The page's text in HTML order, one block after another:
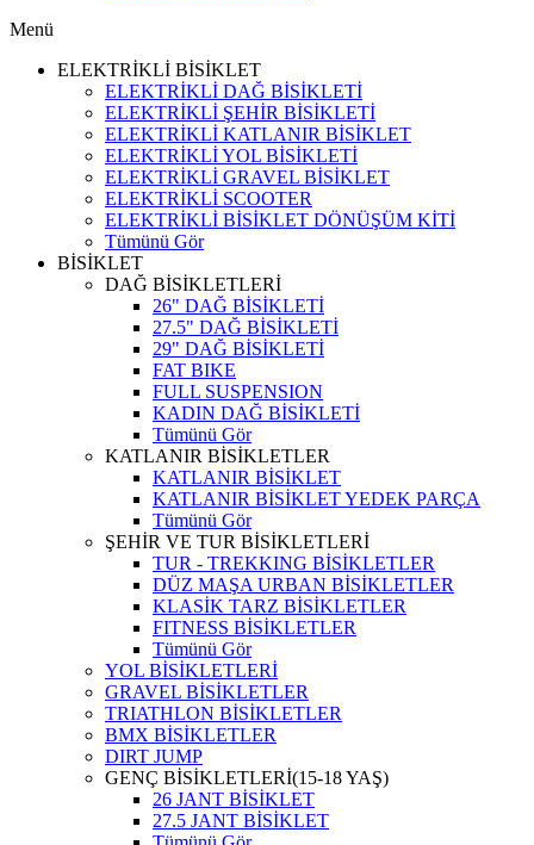
Menü
ELEKTRİKLİ BİSİKLET
ELEKTRİKLİ DAĞ BİSİKLETİ
ELEKTRİKLİ ŞEHİR BİSİKLETİ
ELEKTRİKLİ KATLANIR BİSİKLET
ELEKTRİKLİ YOL BİSİKLETİ
ELEKTRİKLİ GRAVEL BİSİKLET
ELEKTRİKLİ SCOOTER
ELEKTRİKLİ BİSİKLET DÖNÜŞÜM KİTİ
Tümünü Gör
BİSİKLET
DAĞ BİSİKLETLERİ
26" DAĞ BİSİKLETİ
27.5" DAĞ BİSİKLETİ
29" DAĞ BİSİKLETİ
FAT BIKE
FULL SUSPENSION
KADIN DAĞ BİSİKLETİ
Tümünü Gör
KATLANIR BİSİKLETLER
KATLANIR BİSİKLET
KATLANIR BİSİKLET YEDEK PARÇA
Tümünü Gör
ŞEHİR VE TUR BİSİKLETLERİ
TUR - TREKKING BİSİKLETLER
DÜZ MAŞA URBAN BİSİKLETLER
KLASİK TARZ BİSİKLETLER
FITNESS BİSİKLETLER
Tümünü Gör
YOL BİSİKLETLERİ
GRAVEL BİSİKLETLER
TRIATHLON BİSİKLETLER
BMX BİSİKLETLER
DIRT JUMP
GENÇ BİSİKLETLERİ(15-18 YAŞ)
26 JANT BİSİKLET
27.5 JANT BİSİKLET